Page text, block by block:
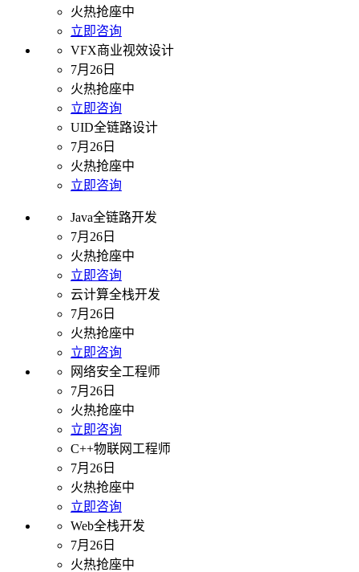
火热抢座中
立即咨询
VFX商业视效设计
7月26日
火热抢座中
立即咨询
UID全链路设计
7月26日
火热抢座中
立即咨询
Java全链路开发
7月26日
火热抢座中
立即咨询
云计算全栈开发
7月26日
火热抢座中
立即咨询
网络安全工程师
7月26日
火热抢座中
立即咨询
C++物联网工程师
7月26日
火热抢座中
立即咨询
Web全栈开发
7月26日
火热抢座中